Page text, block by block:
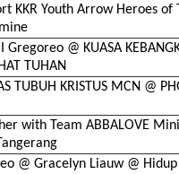
KKR Youth Arrow Heroes of
@ KUASA
TUHAN
TUBUH KRISTUS MCN @
with Team ABBALOVE
@ Gracelyn Liauw @